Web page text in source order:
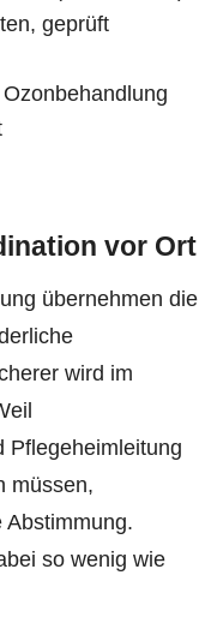
geprüft
vor Ort
übernehmen die
wird im
Pflegeheimleitung
müssen,
Abstimmung.
so wenig wie